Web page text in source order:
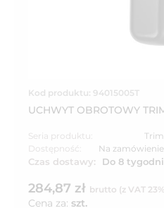
Kod produktu: 94015005T
UCHWYT OBROTOWY
Seria produktu:
Trim
Dostępność:
Na zamówienie
Czas dostawy: Do 8 tygodni
284,87 zł brutto (z VAT
Cena za: szt.